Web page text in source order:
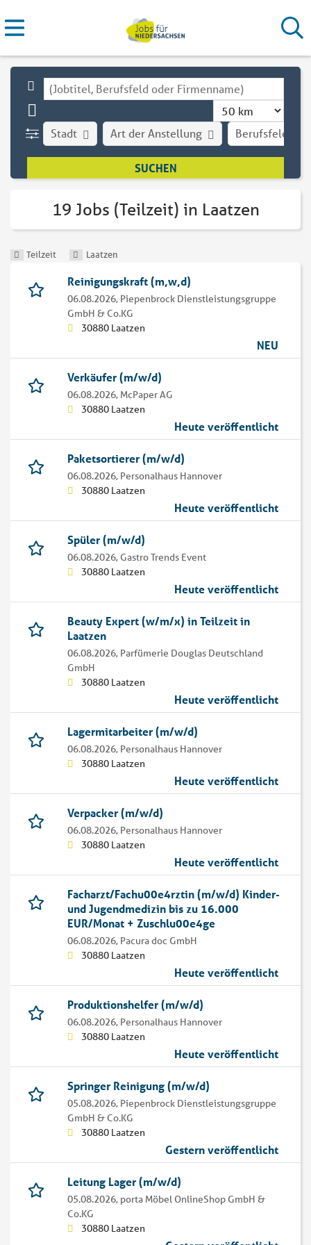
Stadt Art der Anstellung Berufsfeld
19 Jobs (Teilzeit) in Laatzen
Teilzeit Laatzen
Reinigungskraft (m,w,d)
06.08.2026, Piepenbrock Dienstleistungsgruppe
GmbH & Co.KG
30880 Laatzen
NEU
Verkäufer (m/w/d)
06.08.2026, McPaper AG
30880 Laatzen
Heute veröffentlicht
Paketsortierer (m/w/d)
06.08.2026, Personalhaus Hannover
30880 Laatzen
Heute veröffentlicht
Spüler (m/w/d)
06.08.2026, Gastro Trends Event
30880 Laatzen
Heute veröffentlicht
Beauty Expert (w/m/x) in Teilzeit in
Laatzen
06.08.2026, Parfümerie Douglas Deutschland
GmbH
30880 Laatzen
Heute veröffentlicht
Lagermitarbeiter (m/w/d)
06.08.2026, Personalhaus Hannover
30880 Laatzen
Heute veröffentlicht
Verpacker (m/w/d)
06.08.2026, Personalhaus Hannover
30880 Laatzen
Heute veröffentlicht
Facharzt/Fachu00e4rztin (m/w/d) Kinder-
und Jugendmedizin bis zu 16.000
EUR/Monat + Zuschlu00e4ge
06.08.2026, Pacura doc GmbH
30880 Laatzen
Heute veröffentlicht
Produktionshelfer (m/w/d)
06.08.2026, Personalhaus Hannover
30880 Laatzen
Heute veröffentlicht
Springer Reinigung (m/w/d)
05.08.2026, Piepenbrock Dienstleistungsgruppe
GmbH & Co.KG
30880 Laatzen
Gestern veröffentlicht
Leitung Lager (m/w/d)
05.08.2026, porta Möbel OnlineShop GmbH &
Co.KG
30880 Laatzen